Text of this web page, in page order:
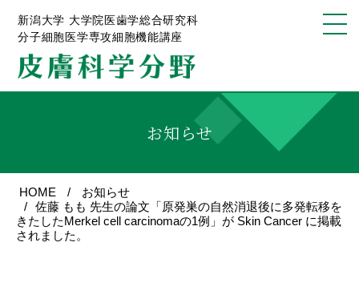
新潟大学 大学院医歯学総合研究科
分子細胞医学専攻細胞機能講座
お知らせ
HOME
お知らせ
佐藤 もも 先生の論文「原発巣の自然消退後に多発転移を
きたしたMerkel cell carcinomaの1例」が Skin Cancer に掲載
されました。